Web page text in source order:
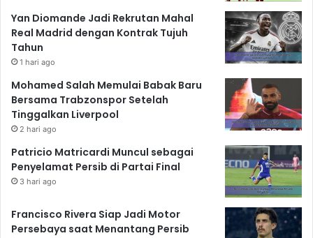
Yan Diomande Jadi Rekrutan Mahal
Real Madrid dengan Kontrak Tujuh
Tahun
1 hari ago
Mohamed Salah Memulai Babak Baru
Bersama Trabzonspor Setelah
Tinggalkan Liverpool
2 hari ago
Patricio Matricardi Muncul sebagai
Penyelamat Persib di Partai Final
3 hari ago
Francisco Rivera Siap Jadi Motor
Persebaya saat Menantang Persib